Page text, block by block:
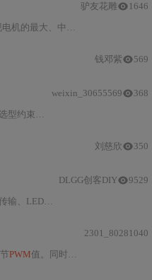
、中等和最小三种转速控制。
驴友花雕 1646
钱邓紫 569
约束（≤
weixin_30655569 368
刘慈欣 350
制等功能。
DLGG创客DIY 9529
PWM值。同时，介绍了如何通过改变逻辑状态来控制电机的方向和速度，以及在使用外部电源时需要注意的事项。
2301_80281040